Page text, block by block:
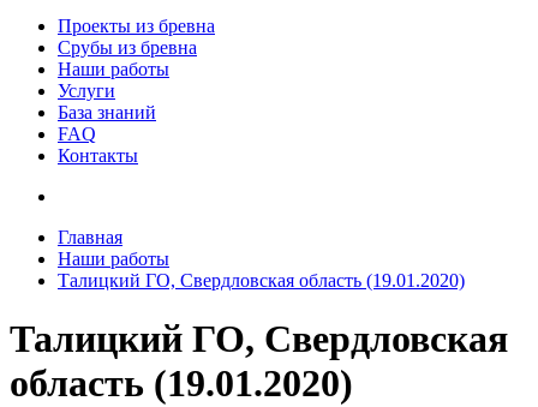
Проекты из бревна
Срубы из бревна
Наши работы
Услуги
База знаний
FAQ
Контакты
Главная
Наши работы
Талицкий ГО, Свердловская область (19.01.2020)
Талицкий ГО, Свердловская
область (19.01.2020)